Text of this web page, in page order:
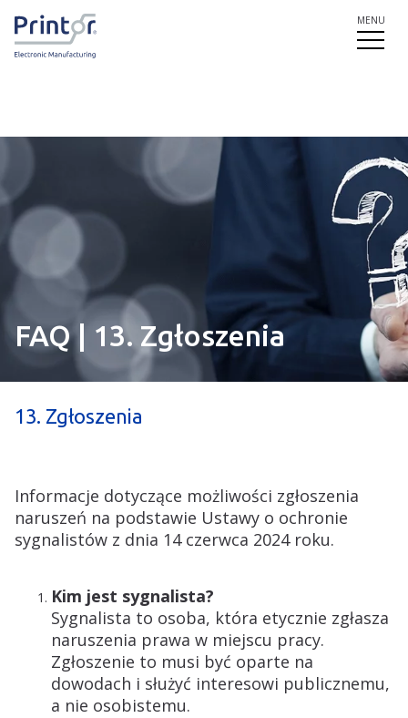
MENU
FAQ | 13. Zgłoszenia
13. Zgłoszenia
Informacje dotyczące możliwości zgłoszenia
naruszeń na podstawie Ustawy o ochronie
sygnalistów z dnia 14 czerwca 2024 roku.
Kim jest sygnalista?
Sygnalista to osoba, która etycznie zgłasza
naruszenia prawa w miejscu pracy.
Zgłoszenie to musi być oparte na
dowodach i służyć interesowi publicznemu,
a nie osobistemu.